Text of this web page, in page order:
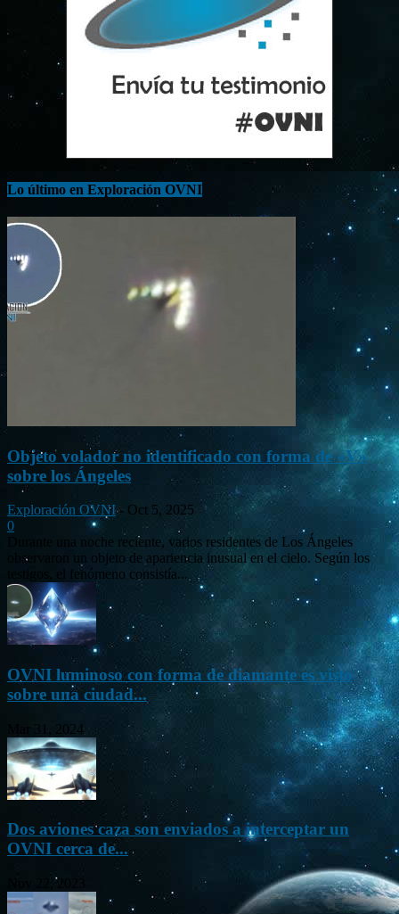
Lo último en Exploración OVNI
Objeto volador no identificado con forma de «V»
sobre los Ángeles
Exploración OVNI - Oct 5, 2025
0
Durante una noche reciente, varios residentes de Los Ángeles
observaron un objeto de apariencia inusual en el cielo. Según los
testigos, el fenómeno consistía...
OVNI luminoso con forma de diamante es visto
sobre una ciudad...
Mar 31, 2024
Dos aviones caza son enviados a interceptar un
OVNI cerca de...
Nov 22, 2023